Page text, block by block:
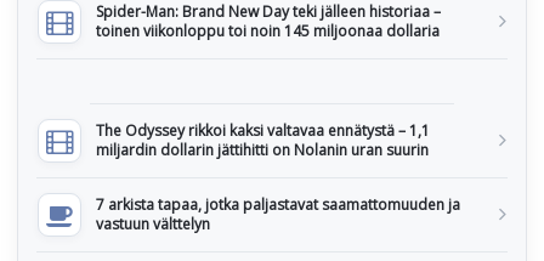
Spider-Man: Brand New Day teki jälleen historiaa –
toinen viikonloppu toi noin 145 miljoonaa dollaria
The Odyssey rikkoi kaksi valtavaa ennätystä – 1,1
miljardin dollarin jättihitti on Nolanin uran suurin
7 arkista tapaa, jotka paljastavat saamattomuuden ja
vastuun välttelyn